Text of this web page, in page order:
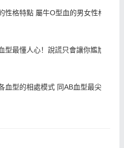
性格特點 屬牛O型血的男女性格特點
型最懂人心！說謊只會讓你尷尬
血型的相處模式 同AB血型最尖銳